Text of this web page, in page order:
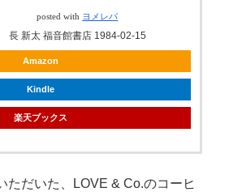
posted with ヨメレバ
長 新太 福音館書店 1984-02-15
Amazon
Kindle
楽天ブックス
ただいた、LOVE & Co.のコーヒ